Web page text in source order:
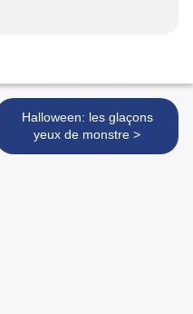
Halloween: les glaçons
yeux de monstre >